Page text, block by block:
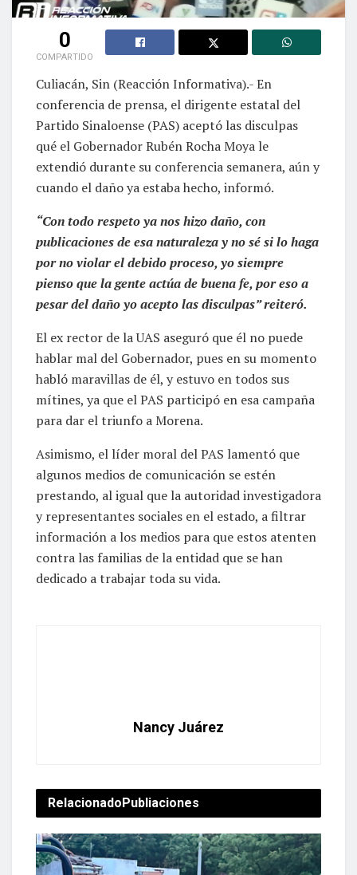
0
COMPARTIDO
conferencia de prensa, el dirigente estatal del
Partido Sinaloense (PAS) aceptó las disculpas
qué el Gobernador Rubén Rocha Moya le
extendió durante su conferencia semanera, aún y
“Con todo respeto ya nos hizo daño, con
publicaciones de esa naturaleza y no sé si lo haga
por no violar el debido proceso, yo siempre
pienso que la gente actúa de buena fe, por eso a
pesar del daño yo acepto las disculpas” reiteró.
hablar mal del Gobernador, pues en su momento
habló maravillas de él, y estuvo en todos sus
mítines, ya que el PAS participó en esa campaña
para dar el triunfo a Morena.
algunos medios de comunicación se estén
prestando, al igual que la autoridad investigadora
y representantes sociales en el estado, a filtrar
información a los medios para que estos atenten
contra las familias de la entidad que se han